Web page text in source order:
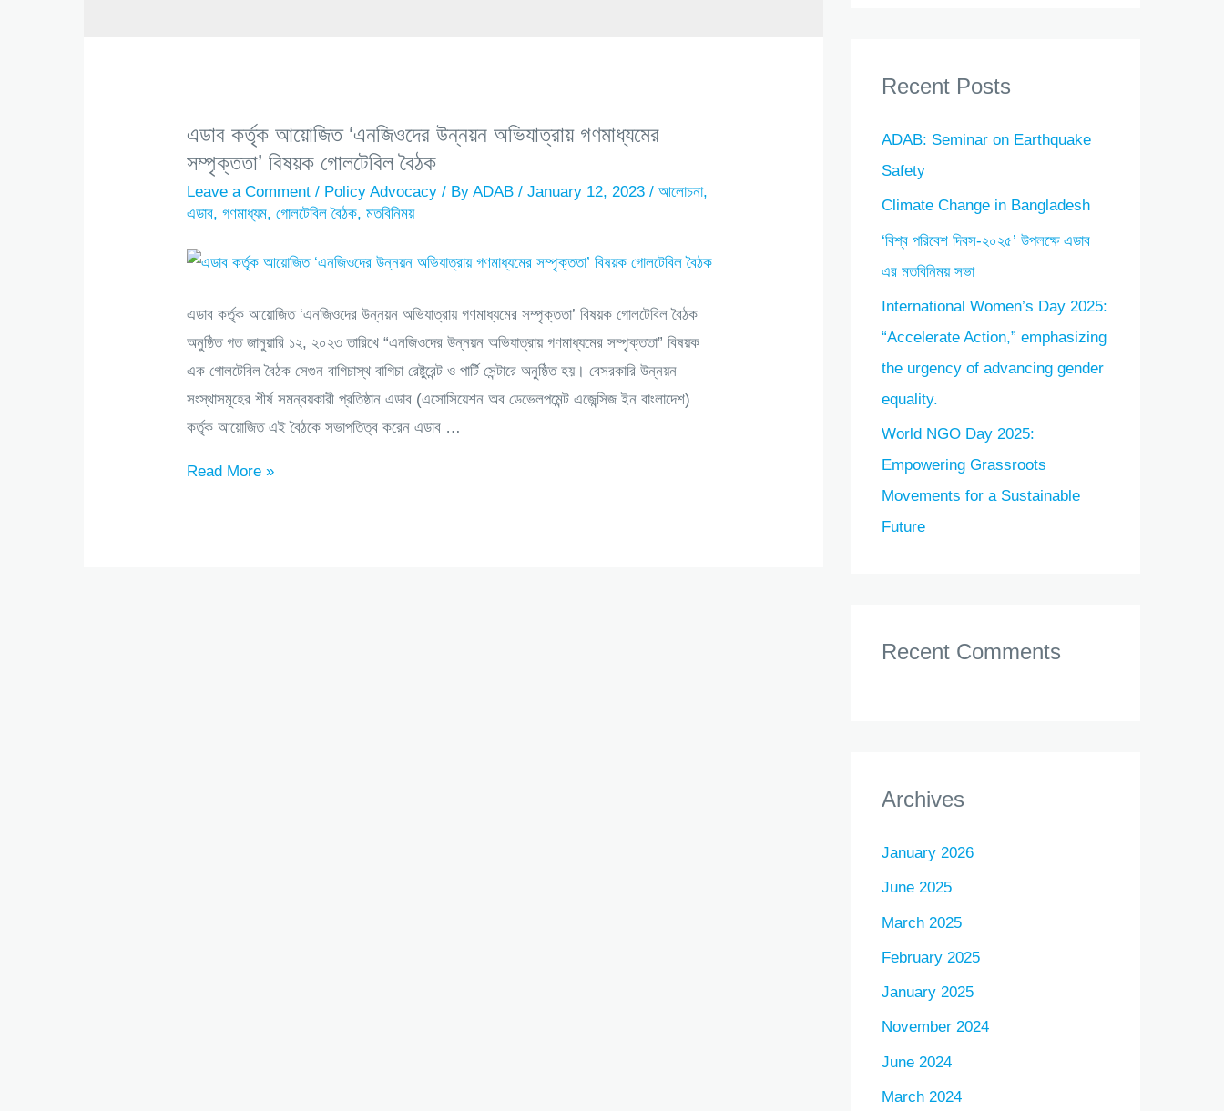
এডাব কর্তৃক আয়োজিত ‘এনজিওদের উন্নয়ন অভিযাত্রায় গণমাধ্যমের
সম্পৃক্ততা’ বিষয়ক গোলটেবিল বৈঠক
Leave a Comment / Policy Advocacy / ByADAB/January 12, 2023/আলোচনা,
এডাব,গণমাধ্যম,গোলটেবিল বৈঠক,মতবিনিময়
এডাব কর্তৃক আয়োজিত ‘এনজিওদের উন্নয়ন অভিযাত্রায় গণমাধ্যমের সম্পৃক্ততা’ বিষয়ক গোলটেবিল বৈঠক
অনুষ্ঠিত গত জানুয়ারি ১২, ২০২৩ তারিখে “এনজিওদের উন্নয়ন অভিযাত্রায় গণমাধ্যমের সম্পৃক্ততা” বিষয়ক
এক গোলটেবিল বৈঠক সেগুন বাগিচাস্থ বাগিচা রেষ্টুরেন্ট ও পার্টি সেন্টারে অনুষ্ঠিত হয়। বেসরকারি উন্নয়ন
সংস্থাসমূহের শীর্ষ সমন্বয়কারী প্রতিষ্ঠান এডাব (এসোসিয়েশন অব ডেভেলপমেন্ট এজেন্সিজ ইন বাংলাদেশ)
কর্তৃক আয়োজিত এই বৈঠকে সভাপতিত্ব করেন এডাব …
এডাব
Read More »
hRecent Posts
ADAB: Seminar on Earthquake
Safety
Climate Change in Bangladesh
‘বিশ্ব পরিবেশ দিবস-২০২৫’ উপলক্ষে এডাব
এর মতবিনিময় সভা
International Women’s Day 2025:
“Accelerate Action,” emphasizing
the urgency of advancing gender
equality.
World NGO Day 2025:
Empowering Grassroots
Movements for a Sustainable
Future
Recent Comments
Archives
January 2026
June 2025
March 2025
February 2025
January 2025
November 2024
June 2024
March 2024